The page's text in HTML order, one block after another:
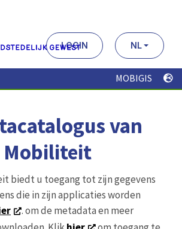
LOGIN NL
MOBIGIS
van
Mobiliteit
biedt u toegang tot zijn gegevens
die in zijn applicaties worden
. om de metadata en meer